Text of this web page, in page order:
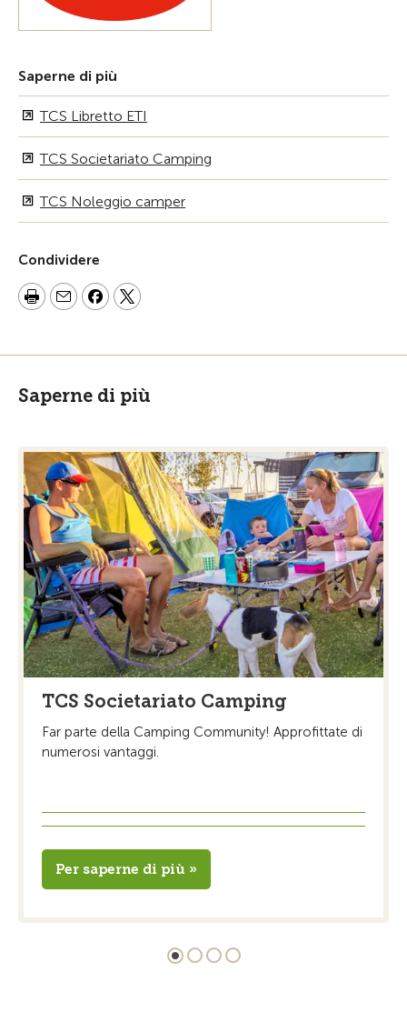
Saperne di più
TCS Libretto ETI
TCS Societariato Camping
TCS Noleggio camper
Condividere
Saperne di più
TCS Societariato Camping
Far parte della Camping Community! Approfittate di
numerosi vantaggi.
Per saperne di più »